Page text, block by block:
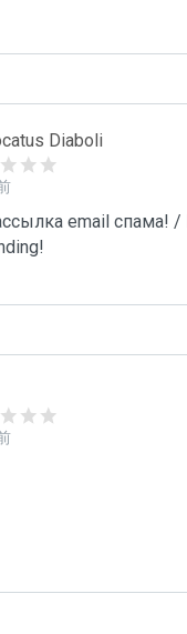
Diaboli
email спама! /